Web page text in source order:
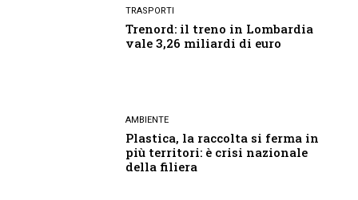
TRASPORTI
Trenord: il treno in Lombardia
vale 3,26 miliardi di euro
AMBIENTE
Plastica, la raccolta si ferma in
più territori: è crisi nazionale
della filiera